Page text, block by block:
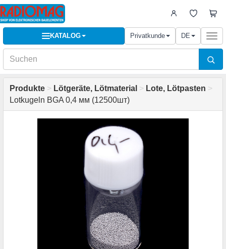
KATALOG Privatkunde DE
Produkte > Lötgeräte, Lötmaterial > Lote, Lötpasten >
Lotkugeln BGA 0,4 мм (12500шт)